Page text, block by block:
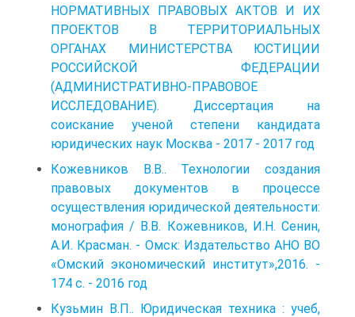
НОРМАТИВНЫХ ПРАВОВЫХ АКТОВ И ИХ
ПРОЕКТОВ В ТЕРРИТОРИАЛЬНЫХ
ОРГАНАХ МИНИСТЕРСТВА ЮСТИЦИИ
РОССИЙСКОЙ ФЕДЕРАЦИИ
(АДМИНИСТРАТИВНО-ПРАВОВОЕ
ИССЛЕДОВАНИЕ). Диссертация на
соискание ученой степени кандидата
юридических наук Москва - 2017 - 2017 год
Кожевников В.В.. Технологии создания
правовых документов в процессе
осуществления юридической деятельности:
монография / В.В. Кожевников, И.Н. Сенин,
А.И. Красман. - Омск: Издательство АНО ВО
«Омский экономический институт»,2016. -
174 с. - 2016 год
Кузьмин В.П.. Юридическая техника : учеб,